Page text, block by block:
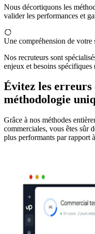
Nous décortiquons les
valider les performances et
Une compréhension de votre
Nos recruteurs sont
enjeux et besoins
Évitez les erreurs
méthodologie
Grâce à nos méthodes
commerciales, vous êtes sûr
plus performants par rapport